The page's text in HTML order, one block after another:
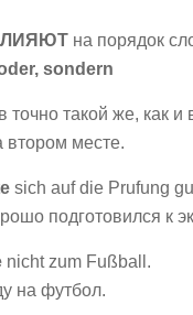
на порядок
sondern
точно такой же, как
втором месте.
sich auf die Prufung
подготовился к
nicht zum Fußball.
на футбол.